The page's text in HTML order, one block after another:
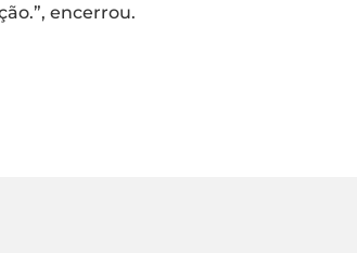
encerrou.